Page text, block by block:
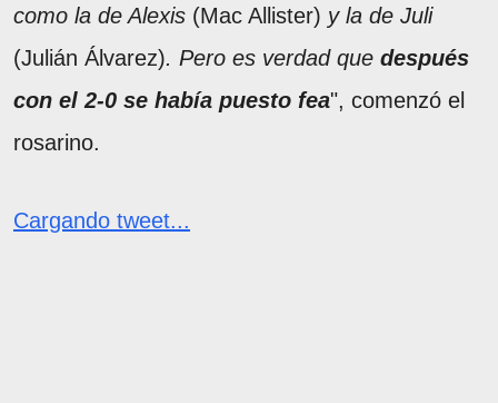
como la de Alexis (Mac Allister) y la de Juli
(Julián Álvarez). Pero es verdad que después
con el 2-0 se había puesto fea", comenzó el
rosarino.
Cargando tweet...